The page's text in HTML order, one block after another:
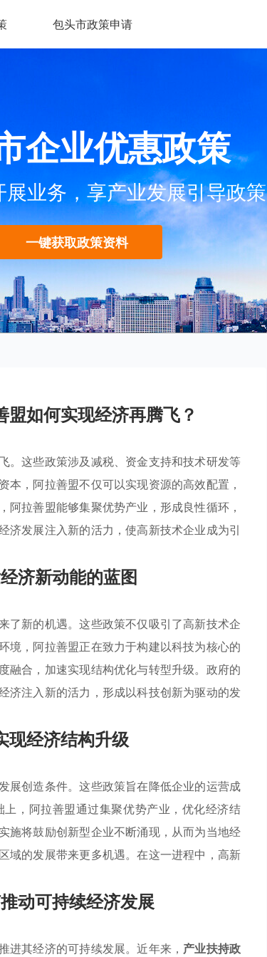
包头市政策申请
企业优惠政策
业务，享产业发展引导政策
一键获取政策资料
如何实现经济再腾飞？
。这些政策涉及减税、资金支持和技术研发等
，阿拉善盟不仅可以实现资源的高效配置，
拉善盟能够集聚优势产业，形成良性循环，
济发展注入新的活力，使高新技术企业成为引
济新动能的蓝图
了新的机遇。这些政策不仅吸引了高新技术企
境，阿拉善盟正在致力于构建以科技为核心的
融合，加速实现结构优化与转型升级。政府的
济注入新的活力，形成以科技创新为驱动的发
现经济结构升级
展创造条件。这些政策旨在降低企业的运营成
，阿拉善盟通过集聚优势产业，优化经济结
施将鼓励创新型企业不断涌现，从而为当地经
域的发展带来更多机遇。在这一进程中，高新
动可持续经济发展
进其经济的可持续发展。近年来， 产业扶持政